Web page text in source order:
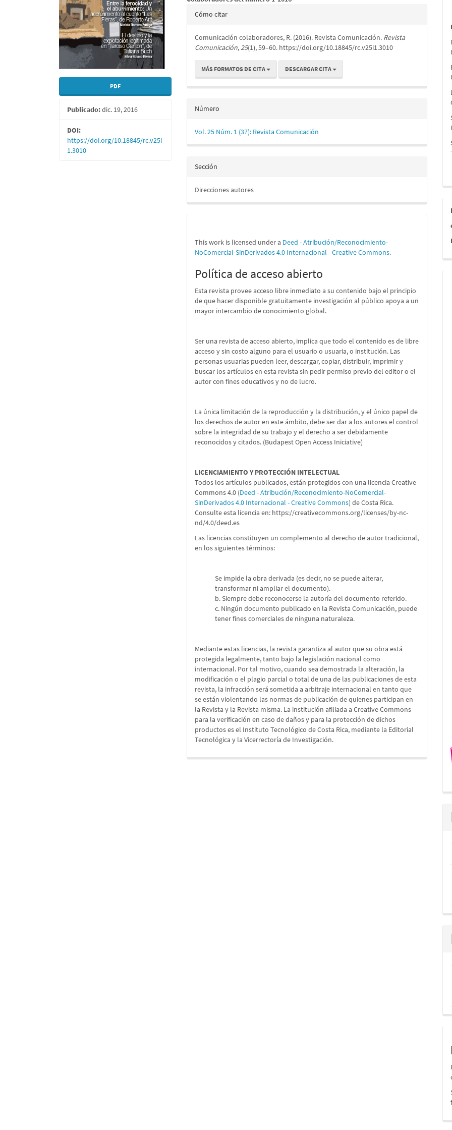
PDF
Publicado:dic. 19, 2016
DOI:
https://doi.org/10.18845/rc.v25i
1.3010
Detalles
artículo
Cómo citar
Comunicación colaboradores, R. (2016). Revista Comunicación. Revista
Comunicación,25(1), 59–60. https://doi.org/10.18845/rc.v25i1.3010
MÁS FORMATOS DE CITA DESCARGAR CITA
Número
Vol. 25 Núm. 1 (37): Revista Comunicación
Sección
Direcciones autores
This work is licensed under a Deed - Atribución/Reconocimiento-
NoComercial-SinDerivados 4.0 Internacional - Creative Commons.
Política de acceso abierto
Esta revista provee acceso libre inmediato a su contenido bajo el principio
de que hacer disponible gratuitamente investigación al público apoya a un
mayor intercambio de conocimiento global.
Ser una revista de acceso abierto, implica que todo el contenido es de libre
acceso y sin costo alguno para el usuario o usuaria, o institución. Las
personas usuarias pueden leer, descargar, copiar, distribuir, imprimir y
buscar los artículos en esta revista sin pedir permiso previo del editor o el
autor con fines educativos y no de lucro.
La única limitación de la reproducción y la distribución, y el único papel de
los derechos de autor en este ámbito, debe ser dar a los autores el control
sobre la integridad de su trabajo y el derecho a ser debidamente
reconocidos y citados. (Budapest Open Access Iniciative)
LICENCIAMIENTO Y PROTECCIÓN INTELECTUAL
Todos los artículos publicados, están protegidos con una licencia Creative
Commons 4.0 (Deed - Atribución/Reconocimiento-NoComercial-
SinDerivados 4.0 Internacional - Creative Commons) de Costa Rica.
Consulte esta licencia en: https://creativecommons.org/licenses/by-nc-
nd/4.0/deed.es
Las licencias constituyen un complemento al derecho de autor tradicional,
en los siguientes términos:
Se impide la obra derivada (es decir, no se puede alterar,
transformar ni ampliar el documento).
b. Siempre debe reconocerse la autoría del documento referido.
c. Ningún documento publicado en la Revista Comunicación, puede
tener fines comerciales de ninguna naturaleza.
Mediante estas licencias, la revista garantiza al autor que su obra está
protegida legalmente, tanto bajo la legislación nacional como
internacional. Por tal motivo, cuando sea demostrada la alteración, la
modificación o el plagio parcial o total de una de las publicaciones de esta
revista, la infracción será sometida a arbitraje internacional en tanto que
se están violentando las normas de publicación de quienes participan en
la Revista y la Revista misma. La institución afiliada a Creative Commons
para la verificación en caso de daños y para la protección de dichos
productos es el Instituto Tecnológico de Costa Rica, mediante la Editorial
Tecnológica y la Vicerrectoría de Investigación.